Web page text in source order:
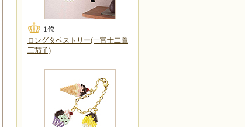
ロングタペストリー(一富士二鷹
三茄子)